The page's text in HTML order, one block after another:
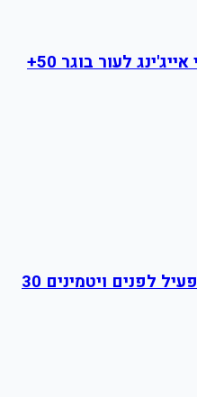
ז'איה - יסמין קרם לילה אנטי אייג'ינג לעור בוגר 50+
ז'איה - Vitamin C.B3 סרום פעיל לפנים ויטמינים 30